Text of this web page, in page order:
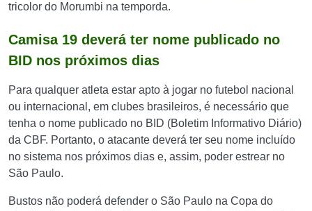
tricolor do Morumbi na temporda.
Camisa 19 deverá ter nome publicado no
BID nos próximos dias
Para qualquer atleta estar apto à jogar no futebol nacional
ou internacional, em clubes brasileiros, é necessário que
tenha o nome publicado no BID (Boletim Informativo Diário)
da CBF. Portanto, o atacante deverá ter seu nome incluído
no sistema nos próximos dias e, assim, poder estrear no
São Paulo.
Bustos não poderá defender o São Paulo na Copa do